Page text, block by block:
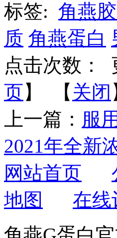
标签: 角燕
质 角燕蛋白
点击次数：
页】 【 关闭
上一篇： 服
2021年全新
网站首页
地图
在线